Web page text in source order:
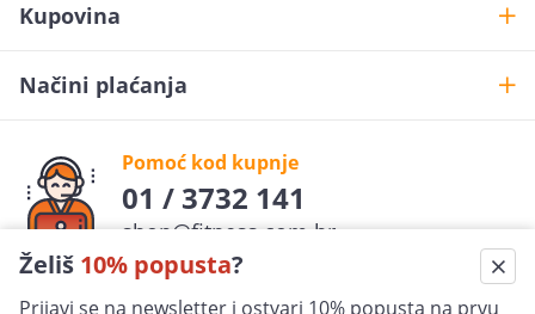
Želiš 10% popusta?
Prijavi se na newsletter i ostvari 10% popusta na prvu
Kupovina
Načini plaćanja
Pomoć kod kupnje
01 / 3732 141
shop@fitness.com.hr